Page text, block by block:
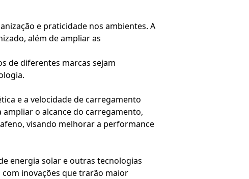
e praticidade nos ambientes. A
além de ampliar as
de diferentes marcas sejam
e a velocidade de carregamento
o alcance do carregamento,
visando melhorar a performance
energia solar e outras tecnologias
inovações que trarão maior